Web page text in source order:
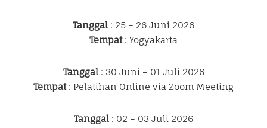
Tanggal : 25 – 26 Juni 2026
Tempat: Yogyakarta
Tanggal: 30 Juni – 01 Juli 2026
Tempat: Pelatihan Online via Zoom Meeting
Tanggal : 02 – 03 Juli 2026